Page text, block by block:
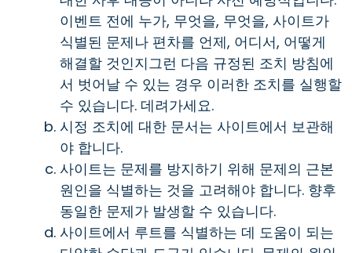
이벤트 전에 누가, 무엇을, 무엇을, 사이트가
식별된 문제나 편차를 언제, 어디서, 어떻게
해결할 것인지그런 다음 규정된 조치 방침에
서 벗어날 수 있는 경우 이러한 조치를 실행할
수 있습니다. 데려가세요.
시정 조치에 대한 문서는 사이트에서 보관해
야 합니다.
사이트는 문제를 방지하기 위해 문제의 근본
원인을 식별하는 것을 고려해야 합니다. 향후
동일한 문제가 발생할 수 있습니다.
사이트에서 루트를 식별하는 데 도움이 되는